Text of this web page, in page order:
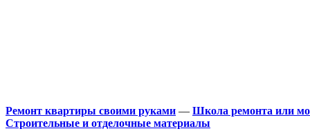
Ремонт квартиры своими руками — Школа ремонта или
Строительные и отделочные материалы